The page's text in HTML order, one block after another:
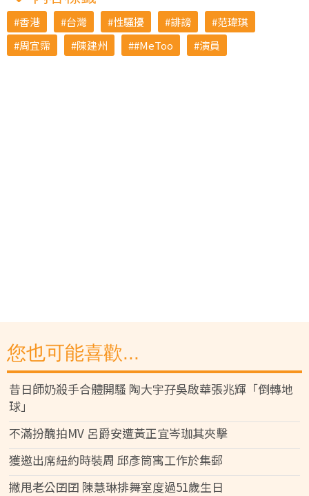
香港 台灣 性騷擾 誹謗
范瑋琪
周宜霈
陳建州 #MeToo 演員
您也可能喜歡...
昔日師奶殺手合體開騷 陶大宇孖吳啟華張兆輝「倒轉地
球」
不滿扮醜拍MV 呂爵安遭黃正宜岑珈其夾擊
獲邀出席紐約時裝周 邱彥筒寓工作於集郵
撇甩老公囝囝 陳慧琳排舞室度過51歲生日